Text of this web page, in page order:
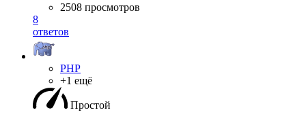
2508 просмотров
8
ответов
PHP
+1 ещё
Простой